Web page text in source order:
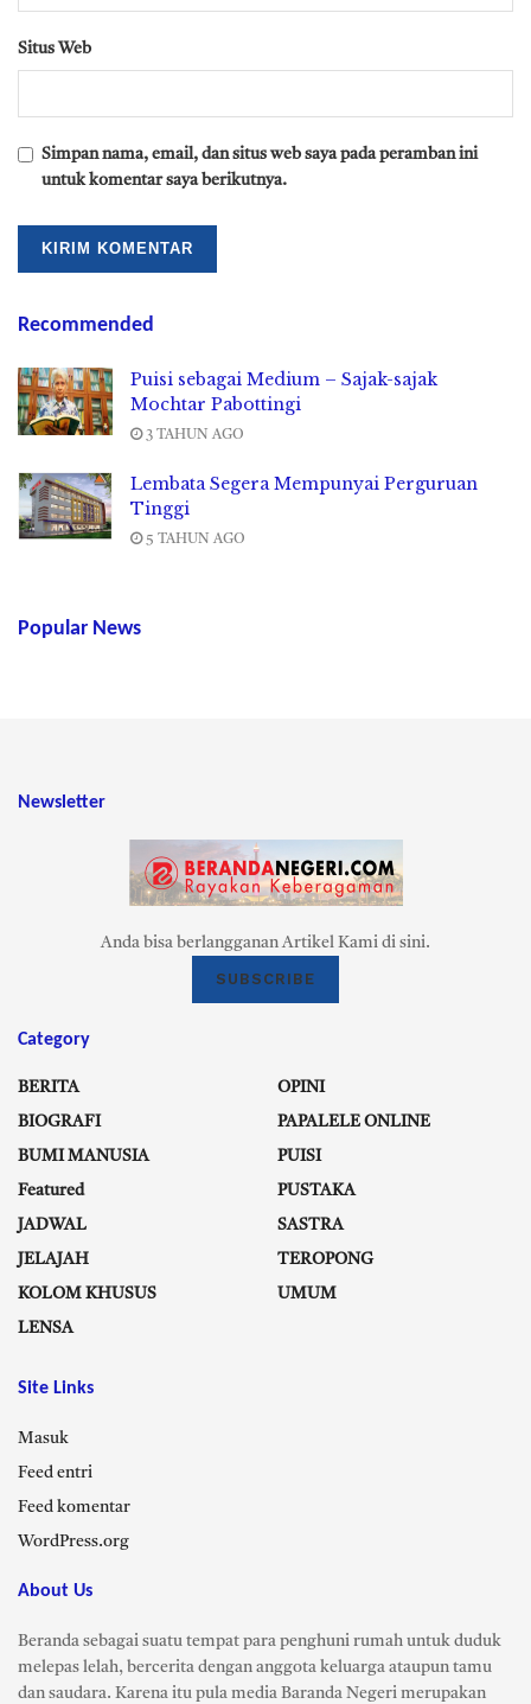
Situs Web
Simpan nama, email, dan situs web saya pada peramban ini
untuk komentar saya berikutnya.
Recommended
Puisi sebagai Medium – Sajak-sajak
Mochtar Pabottingi
3 TAHUN AGO
Lembata Segera Mempunyai Perguruan
Tinggi
5 TAHUN AGO
Popular News
Newsletter
Anda bisa berlangganan Artikel Kami di sini.
SUBSCRIBE
Category
BERITA
BIOGRAFI
BUMI MANUSIA
Featured
JADWAL
JELAJAH
KOLOM KHUSUS
LENSA
OPINI
PAPALELE ONLINE
PUISI
PUSTAKA
SASTRA
TEROPONG
UMUM
Site Links
Masuk
Feed entri
Feed komentar
WordPress.org
About Us
Beranda sebagai suatu tempat para penghuni rumah untuk duduk
melepas lelah, bercerita dengan anggota keluarga ataupun tamu
dan saudara. Karena itu pula media Baranda Negeri merupakan